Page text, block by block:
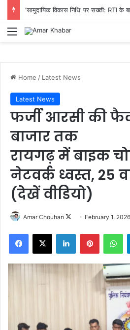
Menu
Home / Latest News
Latest News
फर्जी आरसी की
बाजार तक
रायगढ़ में बाइक
नेटवर्क ध्वस्त, 25
(देखें वीडियो)
Amar Chouhan
FollowFebruary 1, 2026
Facebook
X LinkedInPinterest